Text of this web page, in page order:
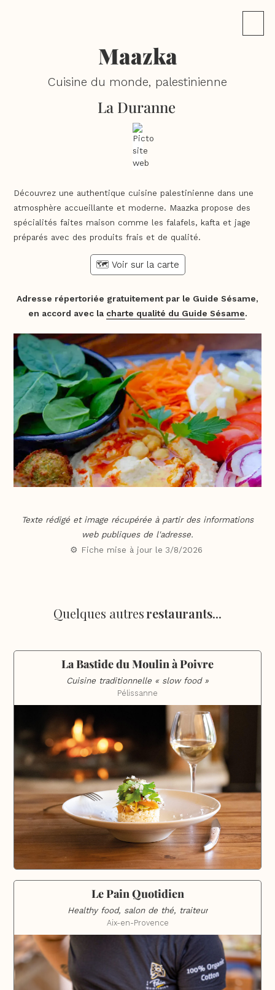
Maazka
Cuisine du monde, palestinienne
La Duranne
Découvrez une authentique cuisine palestinienne dans une
atmosphère accueillante et moderne. Maazka propose des
spécialités faites maison comme les falafels, kafta et jage
préparés avec des produits frais et de qualité.
🗺️ Voir sur la carte
Adresse répertoriée gratuitement par le Guide Sésame,
en accord avec la charte qualité du Guide Sésame.
Texte rédigé et image récupérée à partir des informations
web publiques de l'adresse.
⚙️ Fiche mise à jour le 3/8/2026
Quelques autresrestaurants...
La Bastide du Moulin à Poivre
Cuisine traditionnelle « slow food »
Pélissanne
Le Pain Quotidien
Healthy food, salon de thé, traiteur
Aix-en-Provence